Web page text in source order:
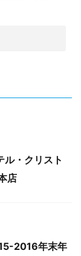
ル・クリスト
店
2016年末年